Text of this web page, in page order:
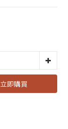
立即購買